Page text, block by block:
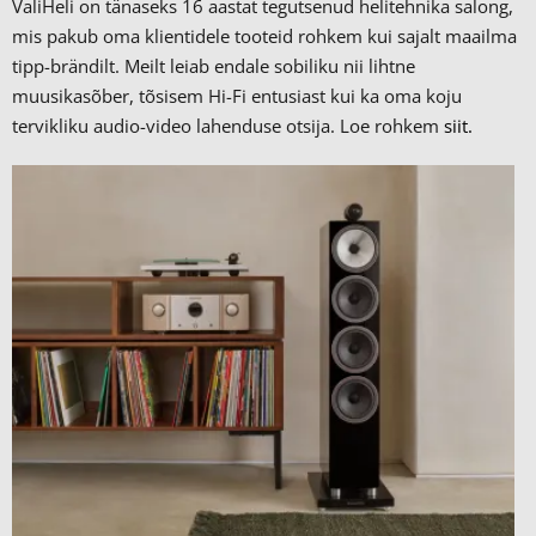
ValiHeli on tänaseks 16 aastat tegutsenud helitehnika salong,
mis pakub oma klientidele tooteid rohkem kui sajalt maailma
tipp-brändilt. Meilt leiab endale sobiliku nii lihtne
muusikasõber, tõsisem Hi-Fi entusiast kui ka oma koju
tervikliku audio-video lahenduse otsija. Loe rohkem siit.